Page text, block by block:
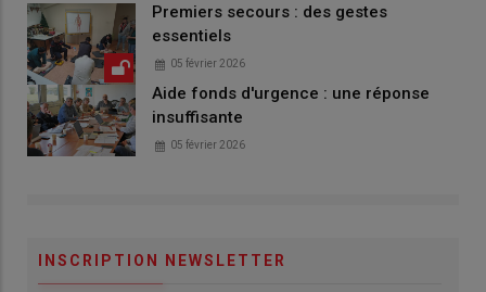
Premiers secours : des gestes
essentiels
05 février 2026
Aide fonds d'urgence : une réponse
insuffisante
05 février 2026
INSCRIPTION NEWSLETTER